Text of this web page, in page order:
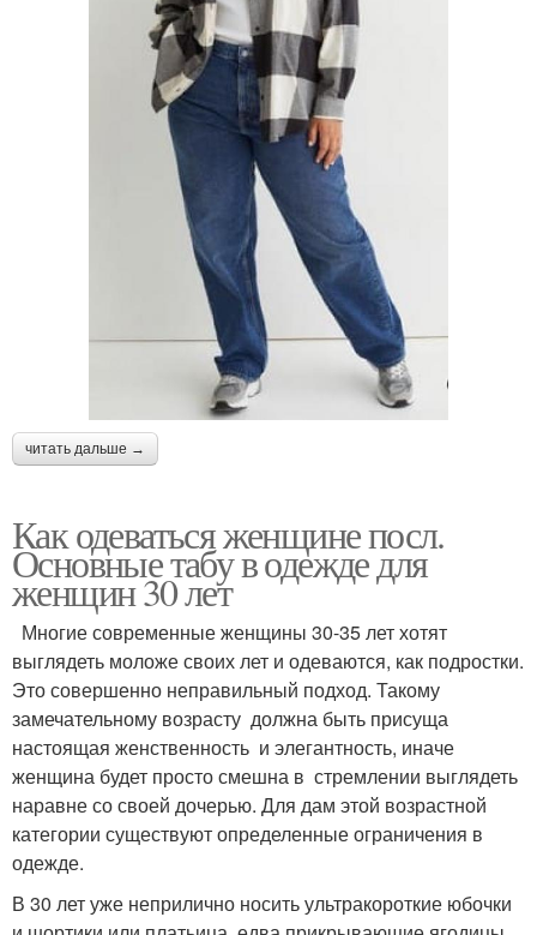
читать дальше →
Как одеваться женщине посл.
Основные табу в одежде для
женщин 30 лет
Многие современные женщины 30-35 лет хотят
выглядеть моложе своих лет и одеваются, как подростки.
Это совершенно неправильный подход. Такому
замечательному возрасту должна быть присуща
настоящая женственность и элегантность, иначе
женщина будет просто смешна в стремлении выглядеть
наравне со своей дочерью. Для дам этой возрастной
категории существуют определенные ограничения в
одежде.
В 30 лет уже неприлично носить ультракороткие юбочки